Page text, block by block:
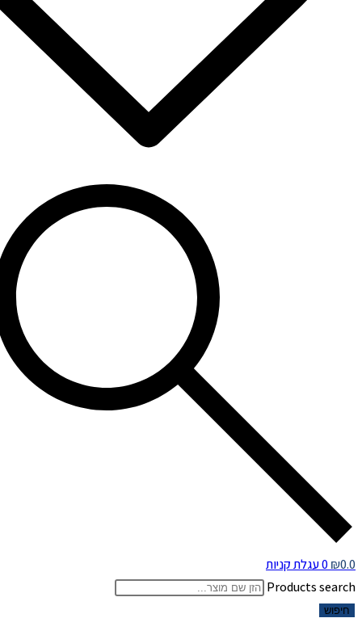
₪0.0
0 עגלת קניות
Products search
חיפוש